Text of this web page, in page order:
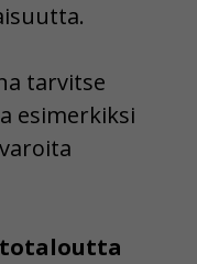
tarvitse
esimerkiksi